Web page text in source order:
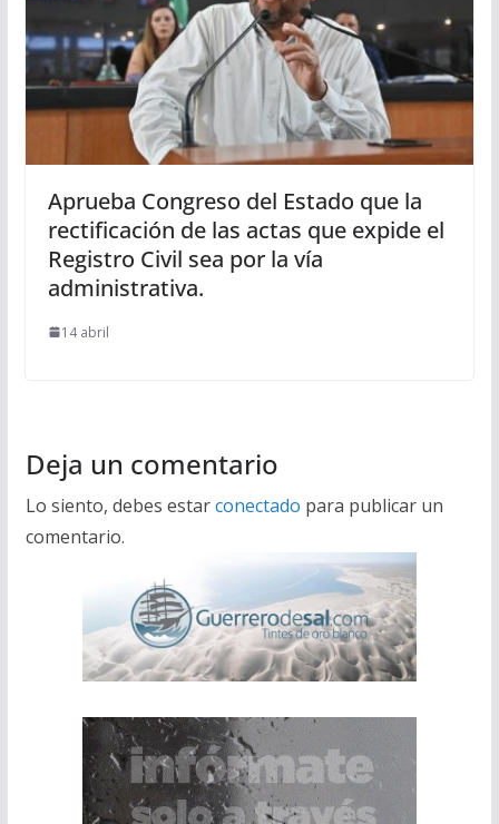
Aprueba Congreso del Estado que la
rectificación de las actas que expide el
Registro Civil sea por la vía
administrativa.
14 abril
Deja un comentario
Lo siento, debes estarconectado para publicar un
comentario.